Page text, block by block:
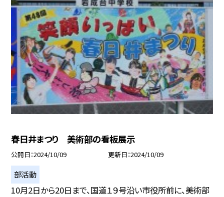
春日井まつり 美術部の看板展示
公開日 2024/10/09 更新日 2024/10/09
部活動
10月2日から20日まで、国道１９号沿い市役所前に、美術部